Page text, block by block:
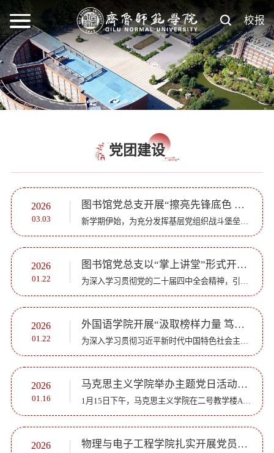
校报
党团建设
2026
03.03
图书馆党总支开展“擦亮先锋底色 守护书香阵地”主题党日活动
新学期伊始，为充分发挥基层党组织战斗堡垒作用和党员先锋模范作用，为师生营造整洁优美、温馨有序的学习环境，3月2日，图书馆党总支组织全体党员及教职工开展“擦亮先锋底色 守护书香阵地”主题党日活动，以实干...
2026
01.22
图书馆党总支以“掌上讲堂”形式开展党的二十届四中全会精神学习
为深入学习贯彻党的二十届四中全会精神，引导全馆党员从“十四五”规划发展成就中感悟制度优势，准确把握“十五五”时期国家文化事业与高等教育发展的总体部署，自觉将全会精神融入图书馆服务育人、资源建设、知...
2026
01.22
外国语学院开展“汲取榜样力量 笃行育人使命”主题党日活动
为深入学习贯彻习近平新时代中国特色社会主义思想，发挥先进典型示范引领作用，锤炼师生党员党性修养，1月21日，外国语学院组织全体师生党员开展“汲取榜样力量 笃行育人使命”主题党日活动。活动以集中观看《榜...
2026
01.16
马克思主义学院举办主题党日活动暨党员集体政治生日会
1月15日下午，马克思主义学院在二号教学楼A210会议室举办“牢记政治生日，永葆初心本色”——“重温誓词，砥砺前行”主题党日活动暨党员集体政治生日会，旨在强化党员身份意识与责任担当，凝聚学院发展合力。马克...
2026 物理与电子工程学院扎实开展党员先锋月系列活动